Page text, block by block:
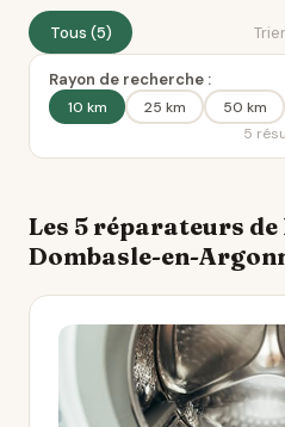
Tous (5)
Rayon de recherche :
10 km 25 km 50 km
5
Les 5 réparateurs de
Dombasle-en-